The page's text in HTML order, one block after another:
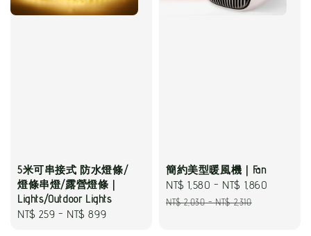
5米可串接式 防水燈條/
燈條串燈/露營燈條｜
Lights/Outdoor Lights
Regular
NT$ 259 - NT$ 899
簡約美型暖風機｜Fan
Sale
price
NT$ 1,580 - NT$ 1,860
NT$ 2,030-NT$ 2,310